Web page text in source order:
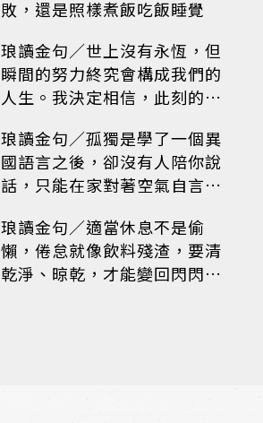
敗，還是照樣煮飯吃飯睡覺
琅讀金句／世上沒有永恆，但
瞬間的努力終究會構成我們的
人生。我決定相信，此刻的閃
琅讀金句／孤獨是學了一個異
國語言之後，卻沒有人陪你說
話，只能在家對著空氣自言自
琅讀金句／適當休息不是偷
懶，倦怠就像飲料殘渣，要清
乾淨、晾乾，才能變回閃閃發